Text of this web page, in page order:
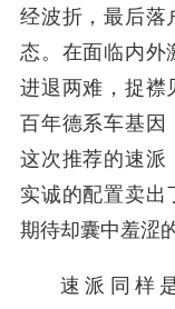
经波折，最后落
态。在面临内外
进退两难，捉襟
百年德系车基因
这次推荐的速派
实诚的配置卖出
期待却囊中羞涩
速派同样